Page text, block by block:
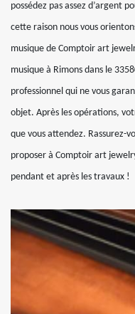
possédez pas assez d’argent
cette raison nous vous
musique de Comptoir art
musique à Rimons dans le
professionnel qui ne vous
objet. Après les opérations,
que vous attendez. Rassurez-
proposer à Comptoir art
pendant et après les travaux !